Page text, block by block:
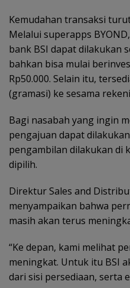
Kemudahan transaksi
Melalui superapps
bank BSI dapat dilakukan
bahkan bisa mulai
Rp50.000. Selain itu,
(gramasi) ke sesama
Bagi nasabah yang ingin
pengajuan dapat
pengambilan dilakukan di
dipilih.
Direktur Sales and
menyampaikan bahwa
masih akan terus
“Ke depan, kami melihat
meningkat. Untuk itu BSI
dari sisi persediaan, serta